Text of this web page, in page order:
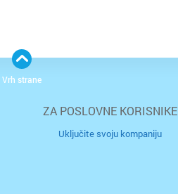
ZA POSLOVNE KORISNIKE
Uključite svoju kompaniju
Vrh strane